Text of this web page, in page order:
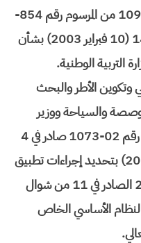
2005) بتحديد كيفية تطبيق المادة 109 من المرسوم رقم 854-
02-2 الصادر في 8 ذي الحجة 1423 (10 فبراير 2003) بشأن
التربية الوطنية.
وتكوين الأطر والبحث
والسياحة ووزير
الوظيفة العمومية والإصلاح الإداري رقم 02-1073 صادر في 4
جمادى الأولى 1423 (15 يوليو 2002) بتحديد إجراءات تطبيق
المادة 6 من المرسوم رقم 793-96-2 الصادر في 11 من شوال
في شأن النظام الأساسي الخاص